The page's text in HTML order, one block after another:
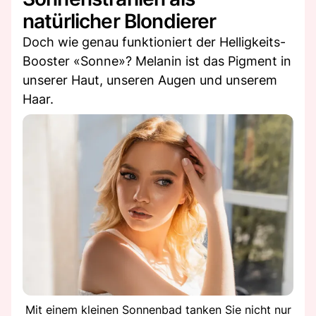
natürlicher Blondierer
Doch wie genau funktioniert der Helligkeits-
Booster «Sonne»? Melanin ist das Pigment in
unserer Haut, unseren Augen und unserem
Haar.
Mit einem kleinen Sonnenbad tanken Sie nicht nur